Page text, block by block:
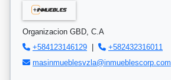
Organizacion GBD, C.A
+584123146129 |
+582432316011
masinmueblesvzla@inmueblescorp.com